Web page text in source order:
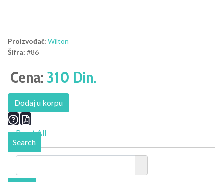
Proizvođač: Wilton
Šifra: #86
Cena:310 Din.
Dodaj u korpu
Reset All
Search